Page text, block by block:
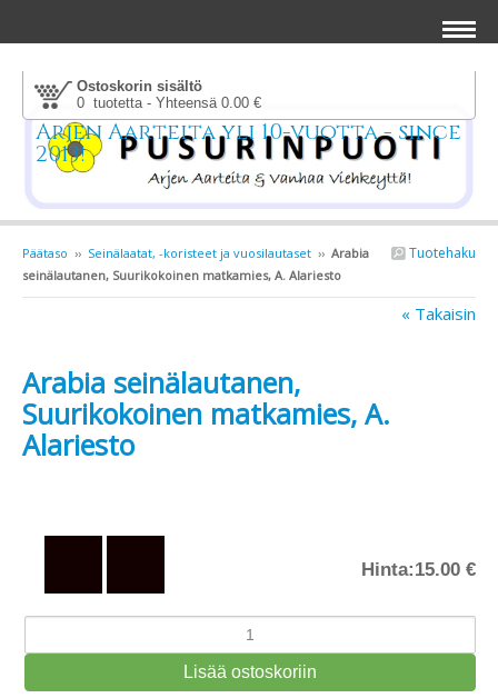
Ostoskorin sisältö
0 tuotetta - Yhteensä 0.00 €
Arjen Aarteita yli 10-vuotta - since
2013!
Tuotehaku
Päätaso ›› Seinälaatat, -koristeet ja vuosilautaset ›› Arabia
seinälautanen, Suurikokoinen matkamies, A. Alariesto
« Takaisin
Arabia seinälautanen,
Suurikokoinen matkamies, A.
Alariesto
Hinta:15.00 €